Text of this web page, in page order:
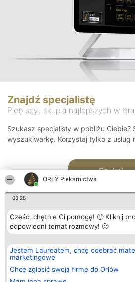
ORŁY Piekarnictwa
03:28
Cześć, chętnie Ci pomogę! 🙂 Kliknij
odpowiedni temat rozmowy! 🙂
Jestem Laureatem, chcę odebrać
marketingowe
Chcę zgłosić swoją firmę do Orłów
Znajdź specjalistę
Plebiscyt skupia najlepszych w
Szukasz specjalisty w pobliżu Ciebie?
wyszukiwarkę. Korzystaj tylko z usług
Szukaj
Organizator plebiscytu
Bright Side Solutions sp. z o.
o. sp. k.
ul. Ruska 22
Wrocław 50-079
KRS 0000749100 | Regon
Plebiscyt
Laureaci
wszystkich
Laureatów